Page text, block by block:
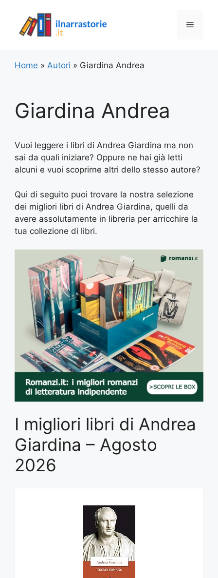
contenuto
Menu
Home » Autori » Giardina Andrea
Giardina Andrea
Vuoi leggere i libri di Andrea Giardina ma non
sai da quali iniziare? Oppure ne hai già letti
alcuni e vuoi scoprirne altri dello stesso autore?
Qui di seguito puoi trovare la nostra selezione
dei migliori libri di Andrea Giardina, quelli da
avere assolutamente in libreria per arricchire la
tua collezione di libri.
I migliori libri di Andrea
Giardina – Agosto
2026